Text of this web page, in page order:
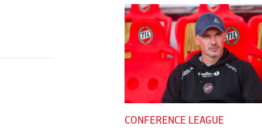
CONFERENCE LEAGUE